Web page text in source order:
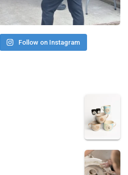
Follow on Instagram